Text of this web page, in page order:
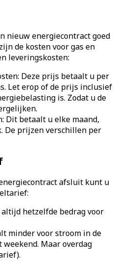
nieuw energiecontract goed
de kosten voor gas en
leveringskosten:
Deze prijs betaalt u per
Let erop of de prijs inclusief
is. Zodat u de
Dit betaalt u elke maand,
De prijzen verschillen per
afsluit kunt u
hetzelfde bedrag voor
minder voor stroom in de
Maar overdag